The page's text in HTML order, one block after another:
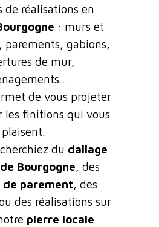
de réalisations en
: murs et
parements, gabions,
de mur,
de vous projeter
les finitions qui vous
plaisent.
du dallage
Bourgogne, des
de parement, des
des réalisations sur
pierre locale